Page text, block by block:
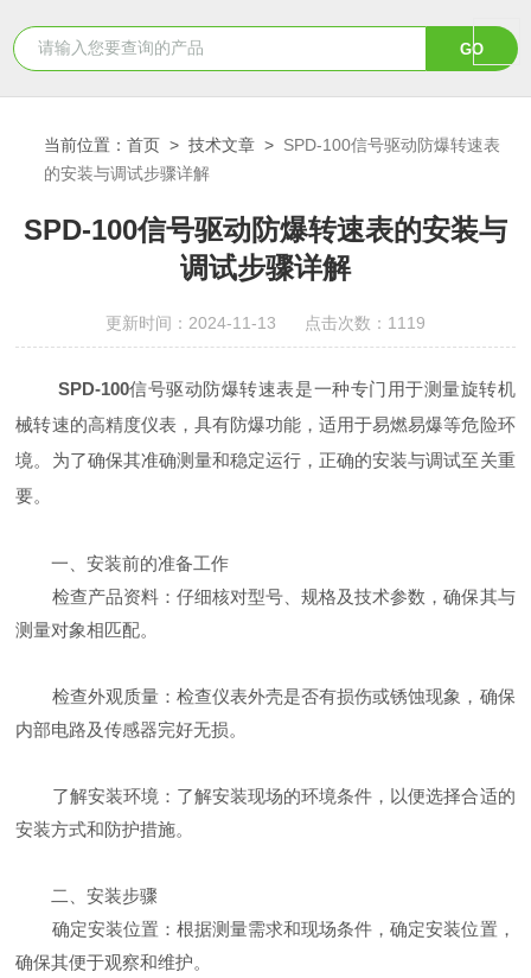
当前位置：首页 >技术文章 > SPD-100信号驱动防爆转速表
的安装与调试步骤详解
SPD-100信号驱动防爆转速表的安装与
调试步骤详解
更新时间：2024-11-13 点击次数：1119
SPD-100信号驱动防爆转速表是一种专门用于测量旋转机
械转速的高精度仪表，具有防爆功能，适用于易燃易爆等危险环
境。为了确保其准确测量和稳定运行，正确的安装与调试至关重
要。
一、安装前的准备工作
检查产品资料：仔细核对型号、规格及技术参数，确保其与
测量对象相匹配。
检查外观质量：检查仪表外壳是否有损伤或锈蚀现象，确保
内部电路及传感器完好无损。
了解安装环境：了解安装现场的环境条件，以便选择合适的
安装方式和防护措施。
二、安装步骤
确定安装位置：根据测量需求和现场条件，确定安装位置，
确保其便于观察和维护。